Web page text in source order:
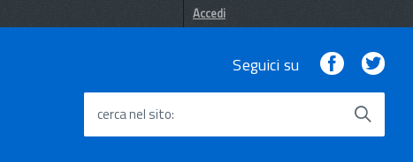
Accedi
Seguici su Facebook
cerca nel sito